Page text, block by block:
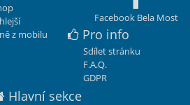
Facebook Bela Most
z mobilu
Pro info
Sdílet stránku
F.A.Q.
GDPR
Hlavní sekce